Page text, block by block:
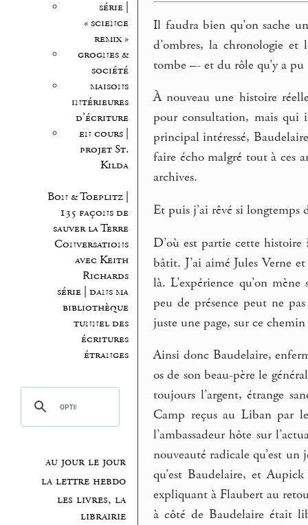
série |
« science
remix »
grognes &
société
maisons
intérieures
d’écriture
en cours |
projet St.
Kilda
Bon & Toeplitz |
135 façons de
sauver la Terre
Conversations
avec Keith
Richards
série | dans ma
bibliothèque
tunnel des
écritures
étranges
au jour le jour
la lettre hebdo
les livres, la
librairie
Il faudra bien qu’on sache
d’ombres, la chronologie
tombe –- et du rôle qu’y a
À nouveau une histoire
pour consultation, mais qui
principal intéressé,
faire écho malgré tout à ces
archives.
Et puis j’ai rêvé si longtemps
D’où est partie cette histoire
bâtit. J’ai aimé Jules Verne
là. L’expérience qu’on
peu de présence peut ne
juste une page, sur ce
Ainsi donc Baudelaire,
os de son beau-père le
toujours l’argent, étrange
Camp reçus au Liban par
l’ambassadeur hôte sur
nouveauté radicale qu’est
qu’est Baudelaire, et
expliquant à Flaubert au
à côté de Baudelaire était